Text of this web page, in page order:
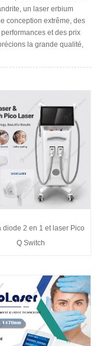
un laser erbium
conception extrême, des
et des prix
la grande qualité,
diode 2 en 1 et laser Pico
Q Switch